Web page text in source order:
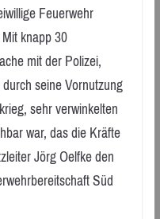
Feuerwehr
knapp 30
mit der Polizei,
seine Vornutzung
sehr verwinkelten
war, das die Kräfte
Jörg Oelfke den
Süd